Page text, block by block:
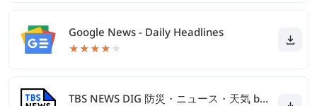
Google News - Daily Headlines
★★★★ ★
TBS NEWS DIG 防災・ニュース・天気 by JNN